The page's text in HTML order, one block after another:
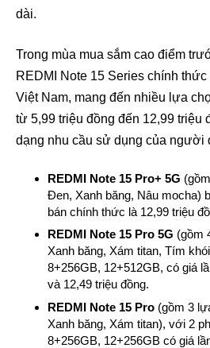
dài.
Trong mùa mua sắm cao điểm
REDMI Note 15 Series chính
Việt Nam, mang đến nhiều lựa
từ 5,99 triệu đồng đến 12,99 triệu
dạng nhu cầu sử dụng của người
REDMI Note 15 Pro+ 5G
Đen, Xanh băng, Nâu mocha)
bán chính thức là 12,99 triệu
REDMI Note 15 Pro 5G (gồm
Xanh băng, Xám titan, Tím
8+256GB, 12+512GB, có giá
và 12,49 triệu đồng.
REDMI Note 15 Pro (gồm 3
Xanh băng, Xám titan), với 2
8+256GB, 12+256GB có giá